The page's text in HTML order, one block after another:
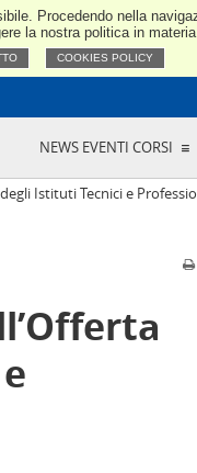
Procedendo nella
la nostra politica in materia
COOKIES POLICY
Toscana
LA NOSTRA RETE
RAPPRESENTANZE IN
GRUPPI DI ACQUISTO
ONLINE LE
NEWS EVENTI CORSI
EVENTI CORSI
Istituti Tecnici e